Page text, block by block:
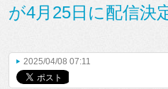
が4月25日に配信決
2025/04/08 07:11